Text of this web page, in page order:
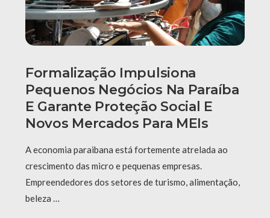
Formalização Impulsiona
Pequenos Negócios Na Paraíba
E Garante Proteção Social E
Novos Mercados Para MEIs
A economia paraibana está fortemente atrelada ao
crescimento das micro e pequenas empresas.
Empreendedores dos setores de turismo, alimentação,
beleza …